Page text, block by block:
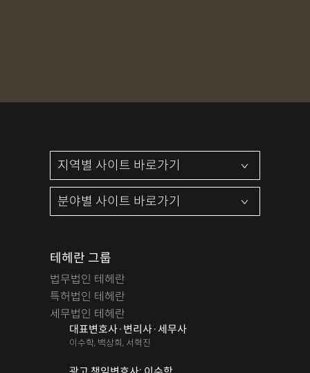
테헤란 그룹
법무법인 테헤란
특허법인 테헤란
세무법인 테헤란
대표변호사·변리사·세무사
이수학, 백상희, 서혁진